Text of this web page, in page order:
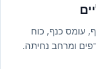
עומס כנף, כוח
ומרחב נחיתה.